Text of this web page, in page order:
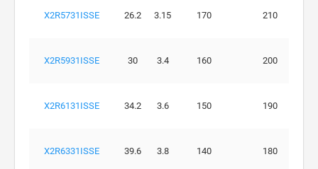
X2R5731ISSE 26.2 3.15 170 210
X2R5931ISSE 30 3.4 160 200
X2R6131ISSE 34.2 3.6 150 190
X2R6331ISSE 39.6 3.8 140 180